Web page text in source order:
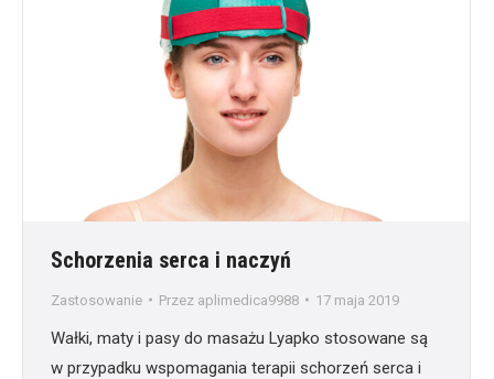
Schorzenia serca i naczyń
Zastosowanie Przez aplimedica9988 17 maja 2019
Wałki, maty i pasy do masażu Lyapko stosowane są
w przypadku wspomagania terapii schorzeń serca i